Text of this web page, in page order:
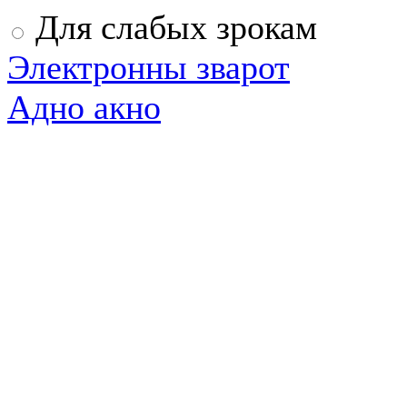
Для слабых зрокам
Электронны зварот
Адно акно